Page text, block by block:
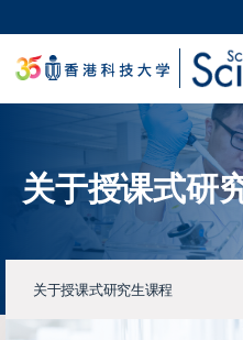
转
要
生活@科大
教授简录
关于授课式研
关于授课式研究生课程